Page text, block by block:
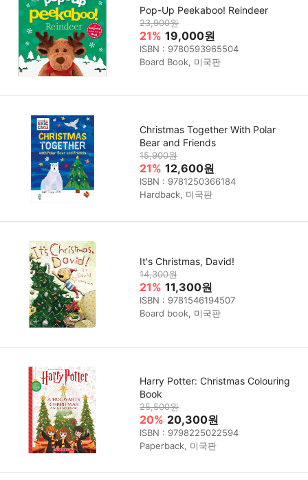
Pop-Up Peekaboo! Reindeer
23,900원
21% 19,000원
ISBN : 9780593965504
Board Book, 미국판
Christmas Together With Polar
Bear and Friends
15,900원
21% 12,600원
ISBN : 9781250366184
Hardback, 미국판
It's Christmas, David!
14,300원
21% 11,300원
ISBN : 9781546194507
Board book, 미국판
Harry Potter: Christmas Colouring
Book
25,500원
20% 20,300원
ISBN : 9798225022594
Paperback, 미국판